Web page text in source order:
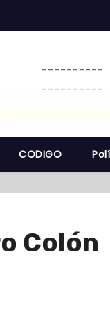
----------
----------
CODIGO
Colón